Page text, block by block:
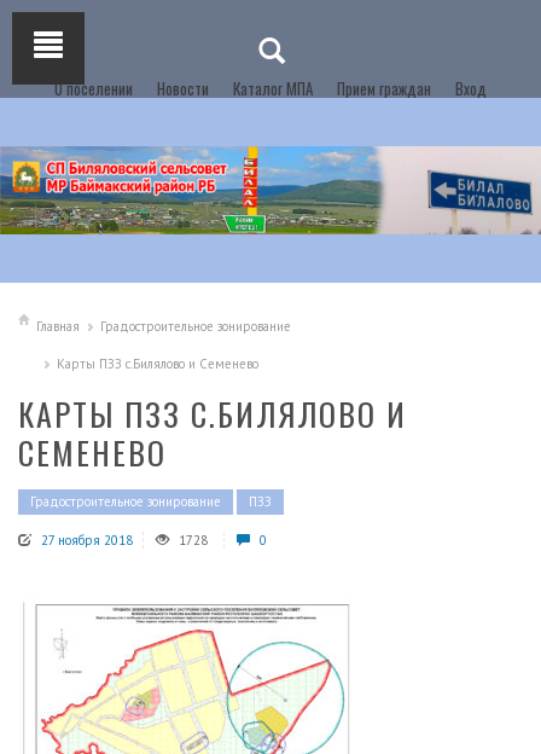
О поселении Новости Каталог МПА Прием граждан Вход
Главная Градостроительное зонирование
Карты ПЗЗ с.Билялово и Семенево
КАРТЫ ПЗЗ С.БИЛЯЛОВО И
СЕМЕНЕВО
Градостроительное зонирование ПЗЗ
27 ноября 2018 1728 0